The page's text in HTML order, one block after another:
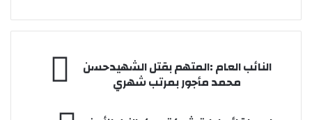
النائب
العام
النائب العام :المتهم بقتل الشهيدحسن
محمد مأجور بمرتب شهري